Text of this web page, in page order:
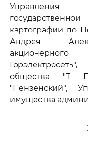
Управления
картографии по
Андрея
общества "Т
"Пензенский",
имущества